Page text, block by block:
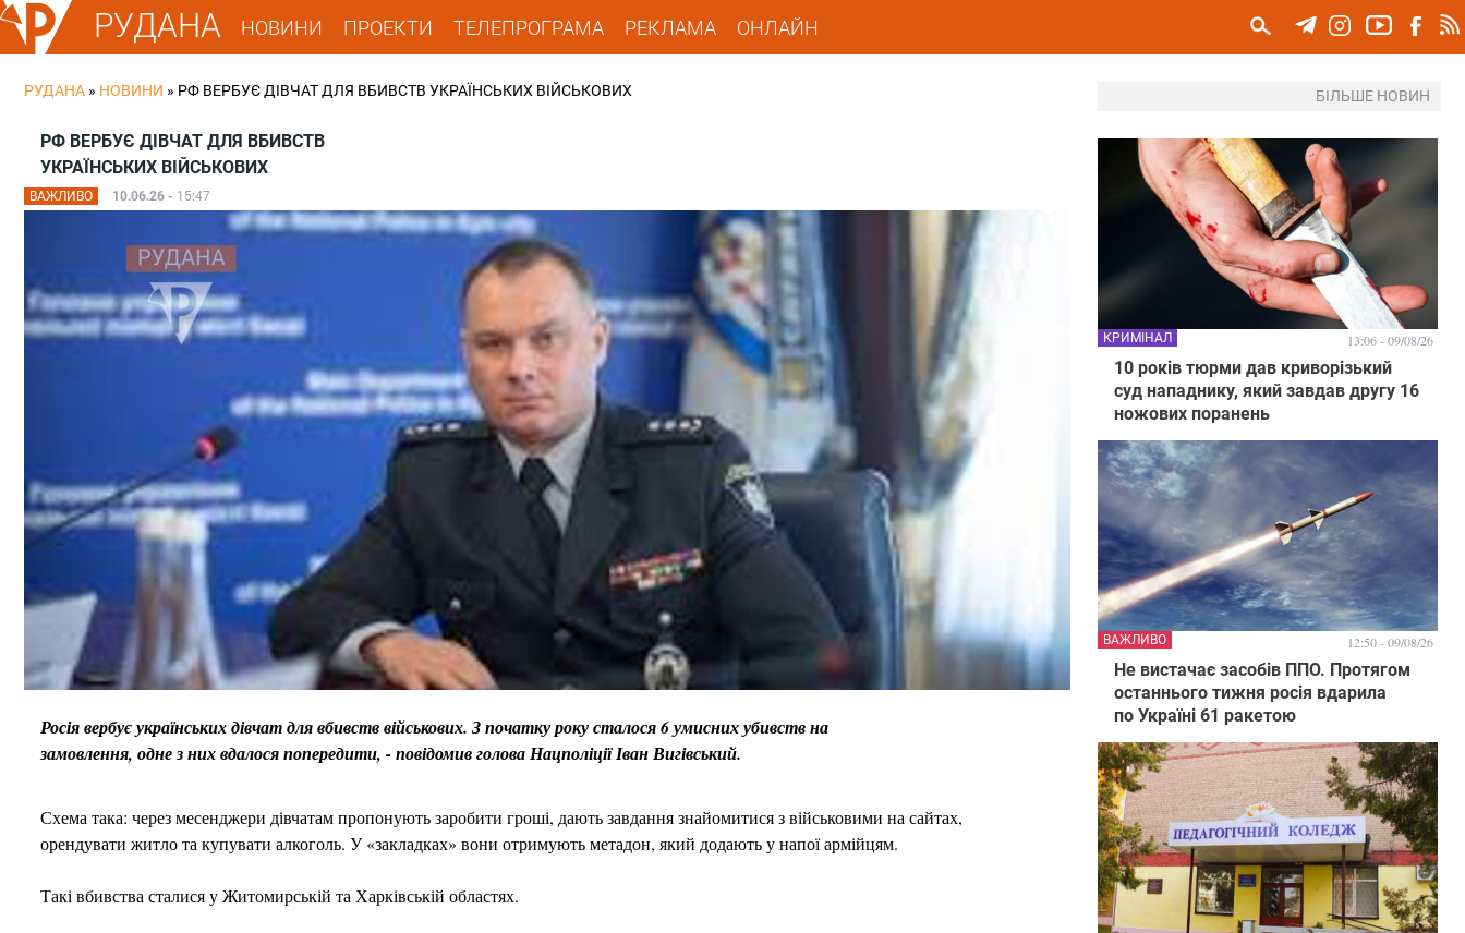
РУДАНА НОВИНИ ПРОЕКТИ ТЕЛЕПРОГРАМА РЕКЛАМА ОНЛАЙН
РУДАНА » НОВИНИ » РФ ВЕРБУЄ ДІВЧАТ ДЛЯ ВБИВСТВ УКРАЇНСЬКИХ ВІЙСЬКОВИХ
РФ ВЕРБУЄ ДІВЧАТ ДЛЯ ВБИВСТВ
УКРАЇНСЬКИХ ВІЙСЬКОВИХ
ВАЖЛИВО 10.06.26 - 15:47
Росія вербує українських дівчат для вбивств військових. З початку року сталося 6 умисних убивств на
замовлення, одне з них вдалося попередити, - повідомив голова Нацполіції Іван Вигівський.
Схема така: через месенджери дівчатам пропонують заробити гроші, дають завдання знайомитися з військовими на сайтах,
орендувати житло та купувати алкоголь. У «закладках» вони отримують метадон, який додають у напої армійцям.
Такі вбивства сталися у Житомирській та Харківській областях.
БІЛЬШЕ НОВИН
10 років тюрми дав криворізький
суд нападнику, який завдав другу 16
ножових поранень
КРИМІНАЛ 13:06 - 09/08/26
Не вистачає засобів ППО. Протягом
останнього тижня росія вдарила
по Україні 61 ракетою
ВАЖЛИВО 12:50 - 09/08/26